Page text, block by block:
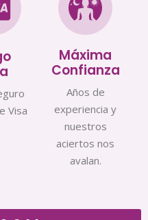
Visa
Máxima
Confianza
Años de
experiencia y
nuestros
aciertos nos
avalan.